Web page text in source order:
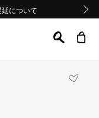
について
について